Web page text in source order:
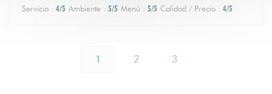
Servicio : 4/5 Ambiente : 5/5 Menú : 5/5 Calidad / Precio : 4/5
1 2 3